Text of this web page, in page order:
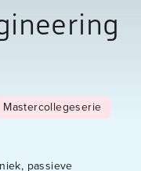
Mastercollegeserie
passieve